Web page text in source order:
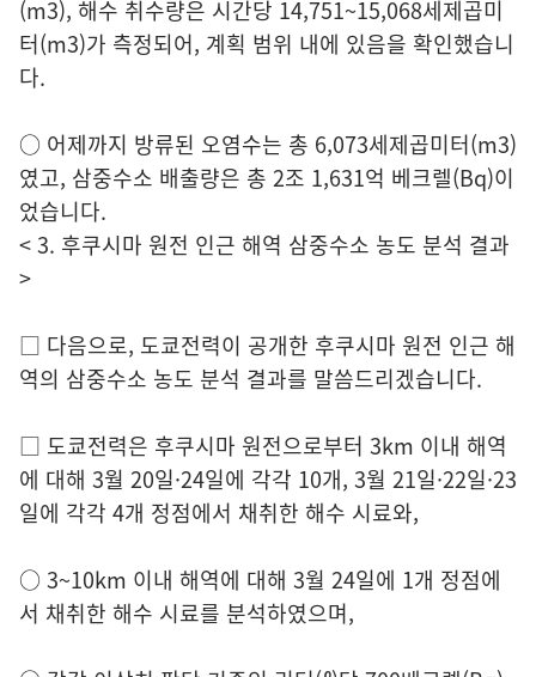
(m3), 해수 취수량은 시간당 14,751~15,068세제곱미
터(m3)가 측정되어, 계획 범위 내에 있음을 확인했습니
다.
○ 어제까지 방류된 오염수는 총 6,073세제곱미터(m3)
였고, 삼중수소 배출량은 총 2조 1,631억 베크렐(Bq)이
었습니다.
< 3. 후쿠시마 원전 인근 해역 삼중수소 농도 분석 결과
>
□ 다음으로, 도쿄전력이 공개한 후쿠시마 원전 인근 해
역의 삼중수소 농도 분석 결과를 말씀드리겠습니다.
□ 도쿄전력은 후쿠시마 원전으로부터 3km 이내 해역
에 대해 3월 20일·24일에 각각 10개, 3월 21일·22일·23
일에 각각 4개 정점에서 채취한 해수 시료와,
○ 3~10km 이내 해역에 대해 3월 24일에 1개 정점에
서 채취한 해수 시료를 분석하였으며,